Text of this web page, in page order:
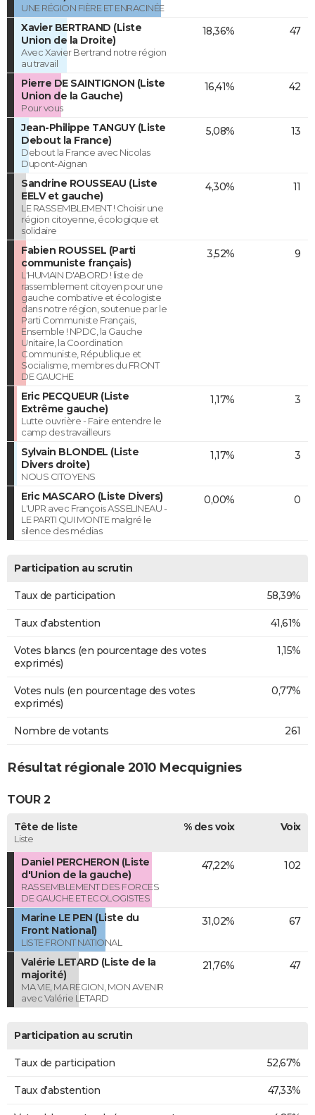
UNE RÉGION FIÈRE ET ENRACINÉE
Xavier BERTRAND (Liste
Union de la Droite)
Avec Xavier Bertrand notre région
au travail
18,36% 47
Pierre DE SAINTIGNON (Liste
Union de la Gauche)
Pour vous
16,41% 42
Jean-Philippe TANGUY (Liste
Debout la France)
Debout la France avec Nicolas
Dupont-Aignan
5,08% 13
Sandrine ROUSSEAU (Liste
EELV et gauche)
LE RASSEMBLEMENT ! Choisir une
région citoyenne, écologique et
solidaire
4,30% 11
Fabien ROUSSEL (Parti
communiste français)
L'HUMAIN D'ABORD ! liste de
rassemblement citoyen pour une
gauche combative et écologiste
dans notre région, soutenue par le
Parti Communiste Français,
Ensemble ! NPDC, la Gauche
Unitaire, la Coordination
Communiste, République et
Socialisme, membres du FRONT
DE GAUCHE
3,52% 9
Eric PECQUEUR (Liste
Extrême gauche)
Lutte ouvrière - Faire entendre le
camp des travailleurs
1,17% 3
Sylvain BLONDEL (Liste
Divers droite)
NOUS CITOYENS
1,17% 3
Eric MASCARO (Liste Divers)
L'UPR avec François ASSELINEAU -
LE PARTI QUI MONTE malgré le
silence des médias
0,00% 0
Participation au scrutin
Taux de participation 58,39%
Taux d'abstention 41,61%
Votes blancs (en pourcentage des votes
exprimés)
1,15%
Votes nuls (en pourcentage des votes
exprimés)
0,77%
Nombre de votants 261
Résultat régionale 2010 Mecquignies
TOUR 2
Tête de liste
Liste
% des voix Voix
Daniel PERCHERON (Liste
d'Union de la gauche)
RASSEMBLEMENT DES FORCES
DE GAUCHE ET ECOLOGISTES
47,22% 102
Marine LE PEN (Liste du
Front National)
LISTE FRONT NATIONAL
31,02% 67
Valérie LETARD (Liste de la
majorité)
MA VIE, MA REGION, MON AVENIR
avec Valérie LETARD
21,76% 47
Participation au scrutin
Taux de participation 52,67%
Taux d'abstention 47,33%